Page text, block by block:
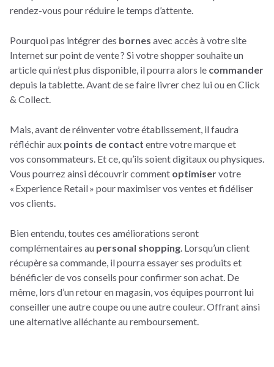
rendez-vous pour réduire le temps d’attente.
Pourquoi pas intégrer des bornes avec accès à votre site
Internet sur point de vente ? Si votre shopper souhaite un
article qui n’est plus disponible, il pourra alors le commander
depuis la tablette. Avant de se faire livrer chez lui ou en Click
& Collect.
Mais, avant de réinventer votre établissement, il faudra
réfléchir aux points de contact entre votre marque et
vos consommateurs. Et ce, qu’ils soient digitaux ou physiques.
Vous pourrez ainsi découvrir comment optimiservotre
« Experience Retail » pour maximiser vos ventes et fidéliser
vos clients.
Bien entendu, toutes ces améliorations seront
complémentaires au personal shopping . Lorsqu’un client
récupère sa commande, il pourra essayer ses produits et
bénéficier de vos conseils pour confirmer son achat. De
même, lors d’un retour en magasin, vos équipes pourront lui
conseiller une autre coupe ou une autre couleur. Offrant ainsi
une alternative alléchante au remboursement.